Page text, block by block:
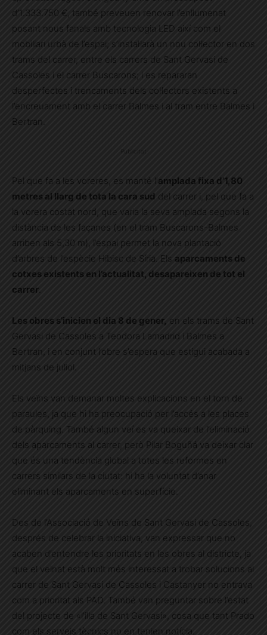
d’1.333.750 €, també preveuen renovar l’enllumenat
posant nous fanals amb tecnologia LED així com el
mobiliari urbà de l’espai; s’instal·larà un nou col·lector en dos
trams del carrer, entre els carrers de Sant Gervasi de
Cassoles i el carrer Buscarons; i es repararan
desperfectes i trencaments dels col·lectors existents a
l’encreuament amb el carrer Balmes i al tram entre Balmes i
Bertran.
Publicitat
Pel que fa a les voreres, es manté l’amplada fixa d’1,80
metres al llarg de tota la cara sud del carrer i, pel que fa a
la vorera costat nord, que varia la seva amplada segons la
distància de les façanes (en el tram Buscarons-Balmes
arriben als 5,30 m), l’espai permet la nova plantació
d’arbres de l’espècie Hibisc de Síria. Els aparcaments de
cotxes existents en l’actualitat, desapareixen de tot el
carrer.
Les obres s’inicien el dia 8 de gener, en els trams de Sant
Gervasi de Cassoles a Teodora Lamadrid i Balmes a
Bertran, i en conjunt l’obre s’espera que estigui acabada a
mitjans de juliol.
Els veïns van demanar moltes explicacions en el torn de
paraules, ja que hi ha preocupació per l’accés a les places
de pàrquing. També algun veí es va queixar de l’eliminació
dels aparcaments al carrer, però Pilar Boguñá va deixar clar
que és una tendència global a totes les reformes en
carrers similars de la ciutat: hi ha la voluntat d’anar
eliminant els aparcaments en superfície.
Des de l’Associació de Veïns de Sant Gervasi de Cassoles,
després de celebrar la iniciativa, van expressar que no
acaben d’entendre les prioritats en les obres al districte, ja
que el veïnat està molt més interessat a trobar solucions al
carrer de Sant Gervasi de Cassoles i Castanyer no entrava
com a prioritat als PAD. També van preguntar sobre l’estat
del projecte de «l’illa de Sant Gervasi», cosa que tant Prado
com els serveis tècnics no en tenien notícia.